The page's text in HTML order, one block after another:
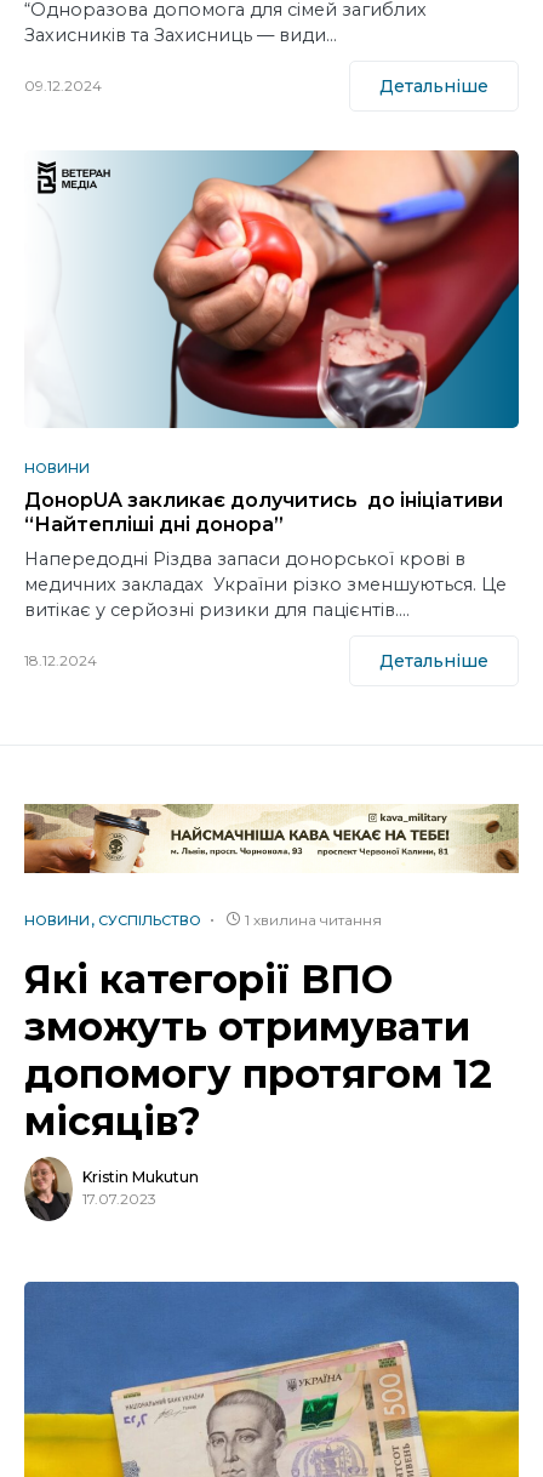
“Одноразова допомога для сімей загиблих
Захисників та Захисниць — види…
09.12.2024 Детальніше
НОВИНИ
ДонорUA закликає долучитись до ініціативи
“Найтепліші дні донора”
Напередодні Різдва запаси донорської крові в
медичних закладах України різко зменшуються. Це
витікає у серйозні ризики для пацієнтів.…
18.12.2024 Детальніше
НОВИНИ СУСПІЛЬСТВО 1 хвилина читання
Які категорії ВПО
зможуть отримувати
допомогу протягом 12
місяців?
Kristin Mukutun
17.07.2023